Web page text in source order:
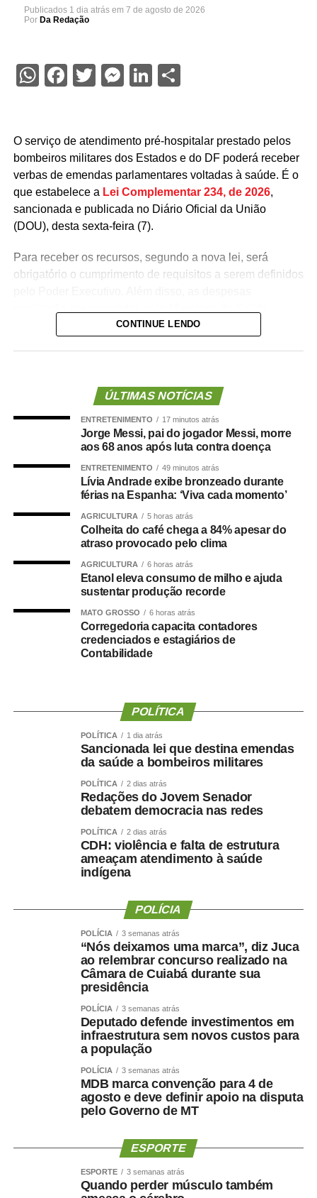
Publicados 1 dia atrás em 7 de agosto de 2026
Por Da Redação
WhatsApp
Facebook
Twitter
Messenger
LinkedIn
Share
O serviço de atendimento pré-hospitalar prestado pelos
bombeiros militares dos Estados e do DF poderá receber
verbas de emendas parlamentares voltadas à saúde. É o
que estabelece a Lei Complementar 234, de 2026,
sancionada e publicada no Diário Oficial da União
(DOU), desta sexta-feira (7).
Para receber os recursos, segundo a nova lei, será
obrigatório o cumprimento de requisitos a serem definidos
A lei proíbe o uso dessas emendas para pagamento de
não seja relativo ao atendimento pré-hospitalar.
Com origem noProjeto de Lei Complementar (PLP)
, de autoria do deputado Guilherme Derrite (PP-
aprovada no Senado em julho
ano, com parecer favorável do senador Nelsinho Trad
Agência Senado (Reprodução autorizada mediante
citação da Agência Senado)
Agência Senado
COMENTE ABAIXO:
WhatsApp
Facebook
Twitter
Messenger
LinkedIn
Share
CONTINUE LENDO
ÚLTIMAS NOTÍCIAS
ENTRETENIMENTO 17 minutos atrás
Jorge Messi, pai do jogador Messi, morre
aos 68 anos após luta contra doença
ENTRETENIMENTO 49 minutos atrás
Lívia Andrade exibe bronzeado durante
férias na Espanha: ‘Viva cada momento’
AGRICULTURA 5 horas atrás
Colheita do café chega a 84% apesar do
atraso provocado pelo clima
AGRICULTURA 6 horas atrás
Etanol eleva consumo de milho e ajuda
sustentar produção recorde
MATO GROSSO 6 horas atrás
Corregedoria capacita contadores
credenciados e estagiários de
Contabilidade
POLÍTICA
POLÍTICA 1 dia atrás
Sancionada lei que destina emendas
da saúde a bombeiros militares
POLÍTICA 2 dias atrás
Redações do Jovem Senador
debatem democracia nas redes
POLÍTICA 2 dias atrás
CDH: violência e falta de estrutura
ameaçam atendimento à saúde
indígena
POLÍCIA
POLÍCIA 3 semanas atrás
“Nós deixamos uma marca”, diz Juca
ao relembrar concurso realizado na
Câmara de Cuiabá durante sua
presidência
POLÍCIA 3 semanas atrás
Deputado defende investimentos em
infraestrutura sem novos custos para
a população
POLÍCIA 3 semanas atrás
MDB marca convenção para 4 de
agosto e deve definir apoio na disputa
pelo Governo de MT
ESPORTE
ESPORTE 3 semanas atrás
Quando perder músculo também